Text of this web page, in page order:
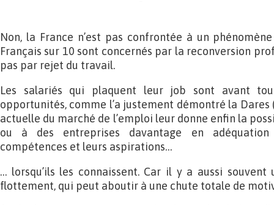
Non, la France n’est pas confrontée à un
Français sur 10 sont concernés par la reconversion
pas par rejet du travail.
Les salariés qui plaquent leur job sont avant
opportunités, comme l’a justement démontré la Dares
actuelle du marché de l’emploi leur donne enfin la
ou à des entreprises davantage en
compétences et leurs aspirations…
… lorsqu’ils les connaissent. Car il y a aussi
flottement, qui peut aboutir à une chute totale de